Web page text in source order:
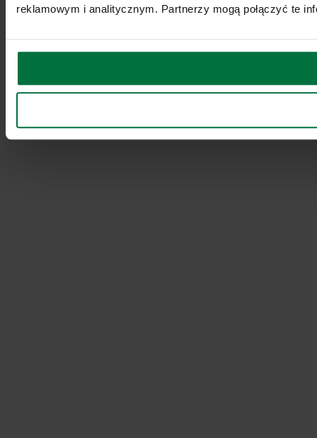
reklamowym i analitycznym. Partnerzy mogą połączyć te